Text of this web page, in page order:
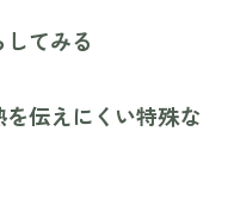
てみる
を伝えにくい特殊な